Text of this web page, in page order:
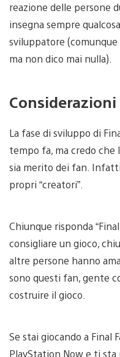
reazione delle persone
insegna sempre
sviluppatore
ma non dico mai nulla).
La fase di sviluppo di
tempo fa, ma credo
sia merito dei fan.
propri “creatori”.
Chiunque risponda
consigliare un gioco,
altre persone hanno
sono questi fan, gente
costruire il gioco.
Se stai giocando a Final
PlayStation Now e ti